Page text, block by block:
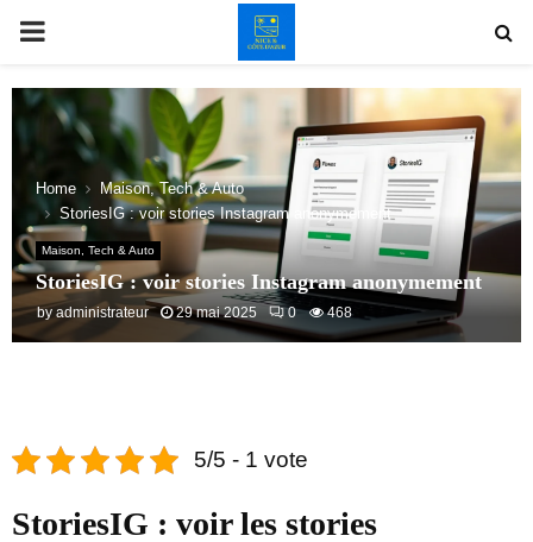
PRIMARY
MENU
Home
Maison, Tech & Auto
StoriesIG : voir stories Instagram anonymement
Maison, Tech & Auto
StoriesIG : voir stories Instagram anonymement
by administrateur 29 mai 2025 0 468
5/5 - 1 vote
StoriesIG : voir les stories